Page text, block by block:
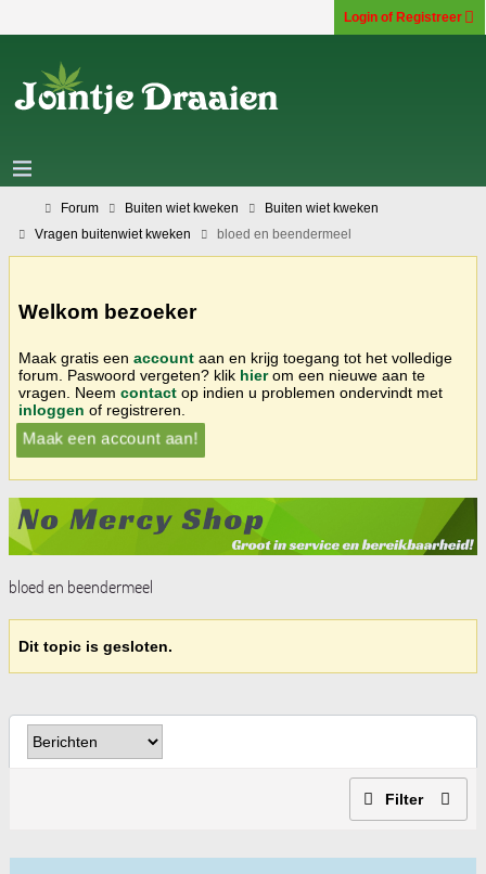
Login of Registreer
Forum Buiten wiet kweken
Buiten wiet kweken
Vragen buitenwiet kweken
bloed en beendermeel
Welkom bezoeker
Maak gratis een account aan en krijg toegang tot het volledige
forum. Paswoord vergeten? klik hierom een nieuwe aan te
vragen. Neem contact op indien u problemen ondervindt met
inloggen of registreren.
Maak een account aan!
bloed en beendermeel
Dit topic is gesloten.
Filter